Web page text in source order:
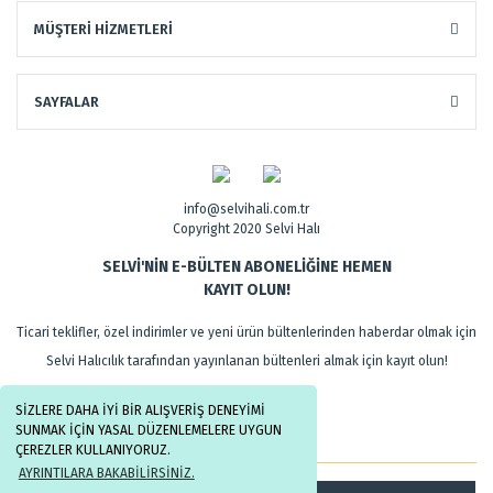
SİZLERE DAHA İYİ BİR ALIŞVERİŞ DENEYİMİ
SUNMAK İÇİN YASAL DÜZENLEMELERE UYGUN
ÇEREZLER KULLANIYORUZ.
AYRINTILARA BAKABİLİRSİNİZ.
MÜŞTERİ HİZMETLERİ
SAYFALAR
info@selvihali.com.tr
Copyright 2020 Selvi Halı
SELVİ'NİN E-BÜLTEN ABONELİĞİNE HEMEN
KAYIT OLUN!
Ticari teklifler, özel indirimler ve yeni ürün bültenlerinden haberdar olmak için
Selvi Halıcılık tarafından yayınlanan bültenleri almak için kayıt olun!